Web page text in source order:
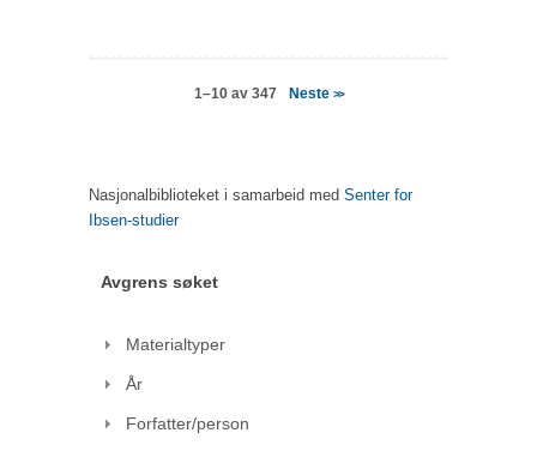
1–10 av 347 Neste >>
Nasjonalbiblioteket i samarbeid med Senter for
Ibsen-studier
Avgrens søket
Materialtyper
År
Forfatter/person